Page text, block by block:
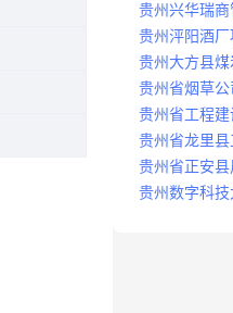
贵州兴华瑞
贵州泙阳酒
贵州大方县
贵州省烟草
及修复项目招
贵州省工程
规定
贵州省龙里
招标
贵州省正安
贵州数字科